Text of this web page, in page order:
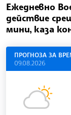
Ежедневно
действие
мини, каза
ПРОГНОЗА ЗА
09.08.2026